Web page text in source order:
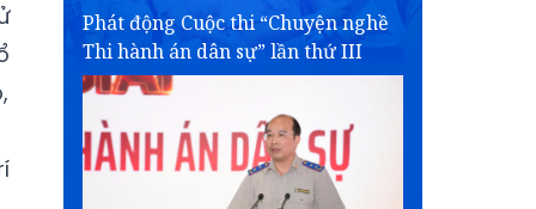
Phát động Cuộc thi “Chuyện nghề
Thi hành án dân sự” lần thứ III